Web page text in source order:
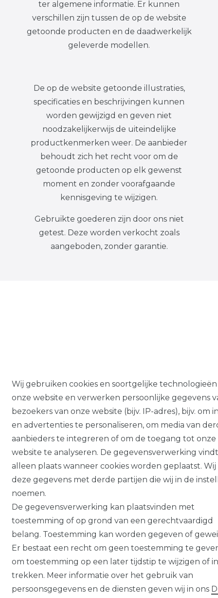
ter algemene informatie. Er kunnen
verschillen zijn tussen de op de website
getoonde producten en de daadwerkelijk
geleverde modellen.
De op de website getoonde illustraties,
specificaties en beschrijvingen kunnen
worden gewijzigd en geven niet
noodzakelijkerwijs de uiteindelijke
productkenmerken weer. De aanbieder
behoudt zich het recht voor om de
getoonde producten op elk gewenst
moment en zonder voorafgaande
kennisgeving te wijzigen.
Gebruikte goederen zijn door ons niet
getest. Deze worden verkocht zoals
aangeboden, zonder garantie.
Wij gebruiken cookies en soortgelijke
onze website en verwerken persoonlijke gegevens
bezoekers van onze website (bijv. IP-adres), bijv. om
en advertenties te personaliseren, om media van
aanbieders te integreren of om de toegang tot onze
website te analyseren. De gegevensverwerking vindt
alleen plaats wanneer cookies worden geplaatst.
deze gegevens met derde partijen die wij in de
noemen.
De gegevensverwerking kan plaatsvinden met
toestemming of op grond van een gerechtvaardigd
belang. Toestemming kan worden gegeven of
Er bestaat een recht om geen toestemming te
om toestemming op een later tijdstip te wijzigen of
trekken. Meer informatie over het gebruik van
persoonsgegevens en de diensten geven wij in ons